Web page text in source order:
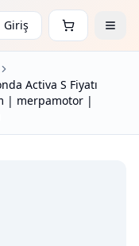
Giriş
Activa S Fiyatı
| merpamotor |